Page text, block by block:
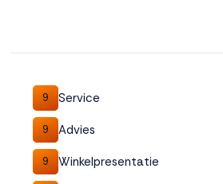
9 Service
9 Advies
9 Winkelpresentatie